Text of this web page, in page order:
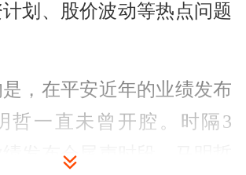
计划、股价波动等热点问题
，在平安近年的业绩发布
哲一直未曾开腔。时隔3
绩发布会尾声时段，马明哲